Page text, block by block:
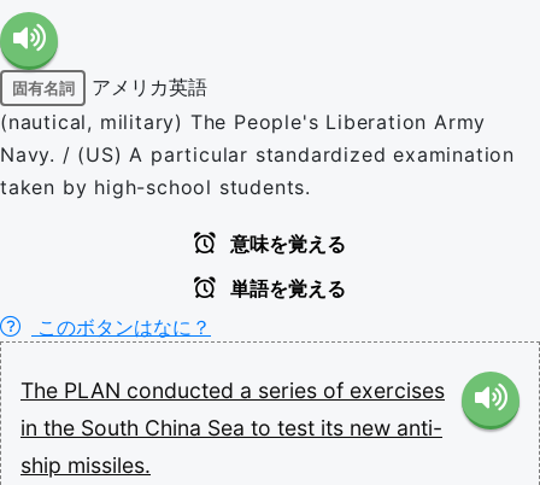
固有名詞
アメリカ英語
(nautical, military) The People's Liberation Army
Navy. / (US) A particular standardized examination
taken by high-school students.
意味を覚える
単語を覚える
このボタンはなに？
The PLAN conducted a series of exercises
in the South China Sea to test its new anti-
ship missiles.